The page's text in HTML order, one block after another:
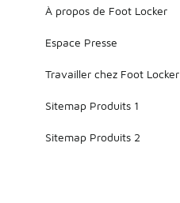
À propos de Foot Locker
Espace Presse
Travailler chez Foot Locker
Sitemap Produits 1
Sitemap Produits 2